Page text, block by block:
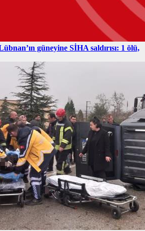
güneyine SİHA saldırısı: 1 ölü,